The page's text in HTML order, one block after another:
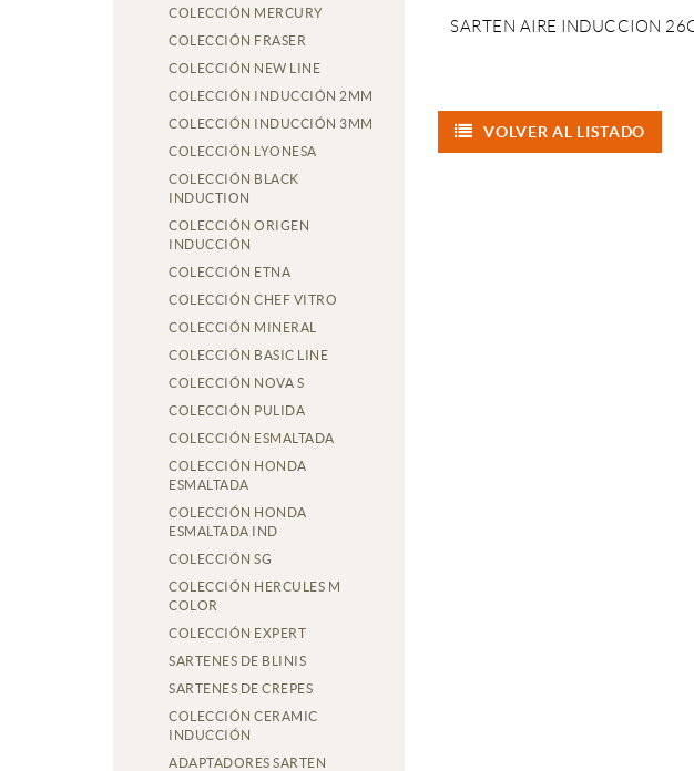
COLECCIÓN MERCURY
COLECCIÓN FRASER
COLECCIÓN NEW LINE
COLECCIÓN INDUCCIÓN 2MM
COLECCIÓN INDUCCIÓN 3MM
COLECCIÓN LYONESA
COLECCIÓN BLACK
INDUCTION
COLECCIÓN ORIGEN
INDUCCIÓN
COLECCIÓN ETNA
COLECCIÓN CHEF VITRO
COLECCIÓN MINERAL
COLECCIÓN BASIC LINE
COLECCIÓN NOVA S
COLECCIÓN PULIDA
COLECCIÓN ESMALTADA
COLECCIÓN HONDA
ESMALTADA
COLECCIÓN HONDA
ESMALTADA IND
COLECCIÓN SG
COLECCIÓN HERCULES M
COLOR
COLECCIÓN EXPERT
SARTENES DE BLINIS
SARTENES DE CREPES
COLECCIÓN CERAMIC
INDUCCIÓN
ADAPTADORES SARTEN
SARTEN AIRE INDUCCION
VOLVER AL LISTADO